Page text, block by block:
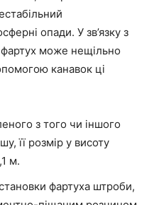
опади. У зв’язку з
може нещільно
канавок ці
з того чи іншого
її розмір у висоту
м.
фартуха штроби,